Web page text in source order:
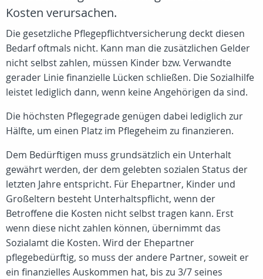
Kosten verursachen.
Die gesetzliche Pflegepflichtversicherung deckt diesen
Bedarf oftmals nicht. Kann man die zusätzlichen Gelder
nicht selbst zahlen, müssen Kinder bzw. Verwandte
gerader Linie finanzielle Lücken schließen. Die Sozialhilfe
leistet lediglich dann, wenn keine Angehörigen da sind.
Die höchsten Pflegegrade genügen dabei lediglich zur
Hälfte, um einen Platz im Pflegeheim zu finanzieren.
Dem Bedürftigen muss grundsätzlich ein Unterhalt
gewährt werden, der dem gelebten sozialen Status der
letzten Jahre entspricht. Für Ehepartner, Kinder und
Großeltern besteht Unterhaltspflicht, wenn der
Betroffene die Kosten nicht selbst tragen kann. Erst
wenn diese nicht zahlen können, übernimmt das
Sozialamt die Kosten. Wird der Ehepartner
pflegebedürftig, so muss der andere Partner, soweit er
ein finanzielles Auskommen hat, bis zu 3/7 seines